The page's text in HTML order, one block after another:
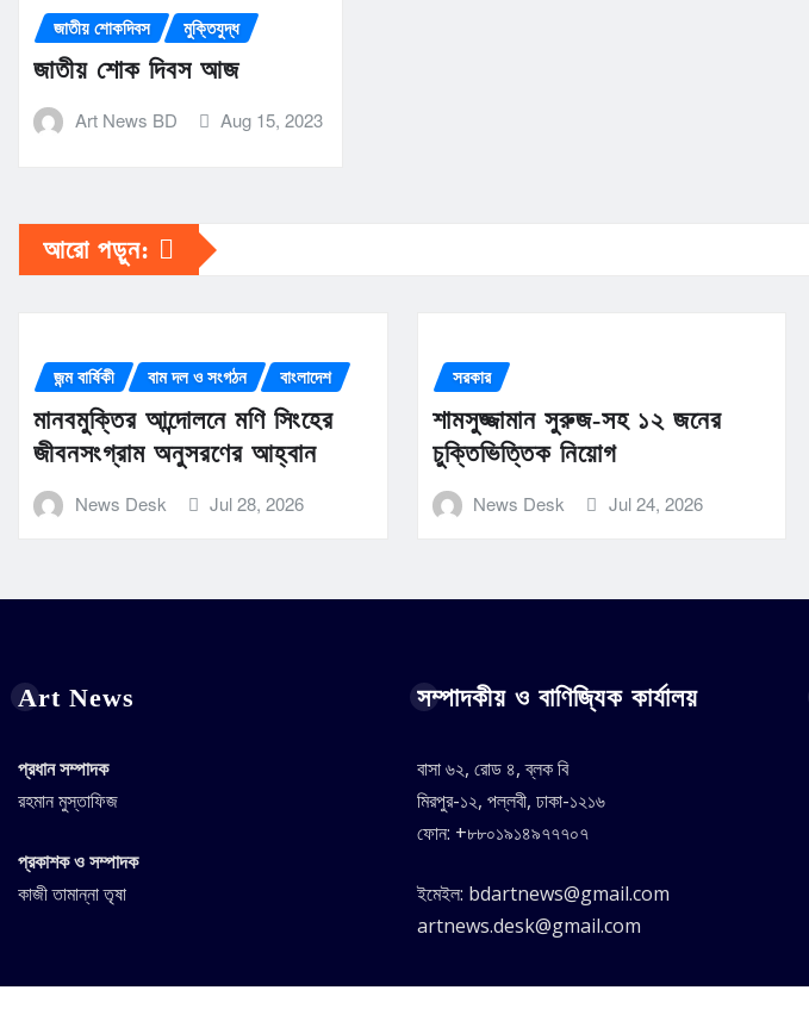
জাতীয় শোকদিবস মুক্তিযুদ্ধ
জাতীয় শোক দিবস আজ
Art News BD Aug 15, 2023
আরো পড়ুন:
জন্ম বার্ষিকী বাম দল ও সংগঠন বাংলাদেশ
মানবমুক্তির আন্দোলনে মণি সিংহের
জীবনসংগ্রাম অনুসরণের আহ্বান
News Desk Jul 28, 2026
সরকার
শামসুজ্জামান সুরুজ-সহ ১২ জনের
চুক্তিভিত্তিক নিয়োগ
News Desk Jul 24, 2026
Art News
প্রধান সম্পাদক
রহমান মুস্তাফিজ
প্রকাশক ও সম্পাদক
কাজী তামান্না তৃষা
সম্পাদকীয় ও বাণিজ্যিক কার্যালয়
বাসা ৬২, রোড ৪, ব্লক বি
মিরপুর-১২, পল্লবী, ঢাকা-১২১৬
ফোন: +৮৮০১৯১৪৯৭৭৭০৭
ইমেইল: bdartnews@gmail.com
artnews.desk@gmail.com